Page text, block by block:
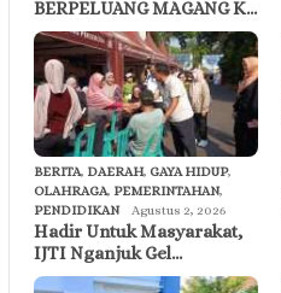
BERPELUANG MAGANG K…
BERITA, DAERAH, GAYA HIDUP,
OLAHRAGA, PEMERINTAHAN,
PENDIDIKAN
Agustus 2, 2026
Hadir Untuk Masyarakat,
IJTI Nganjuk Gel…